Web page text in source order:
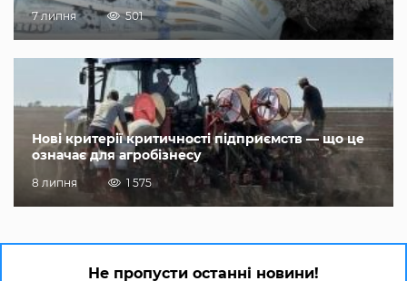
7 липня 501
Нові критерії критичності підприємств — що це
означає для агробізнесу
8 липня 1 575
Не пропусти останні новини!